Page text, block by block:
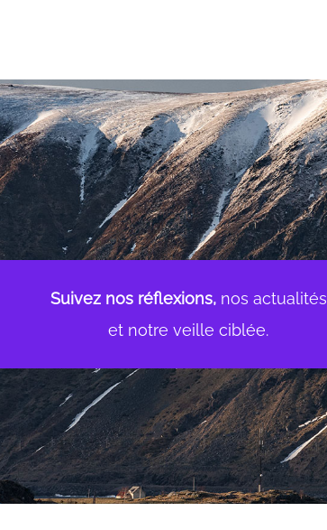
Suivez nos réflexions, nos actualités
et notre veille ciblée.